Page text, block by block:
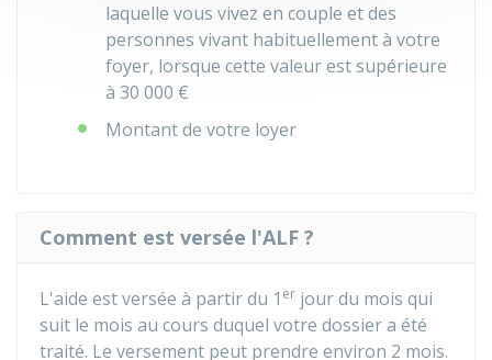
laquelle vous vivez en couple et des
personnes vivant habituellement à votre
foyer, lorsque cette valeur est supérieure
à 30 000 €
Montant de votre loyer
Comment est versée l'ALF ?
L'aide est versée à partir du 1 er jour du mois qui
suit le mois au cours duquel votre dossier a été
traité. Le versement peut prendre environ 2 mois.